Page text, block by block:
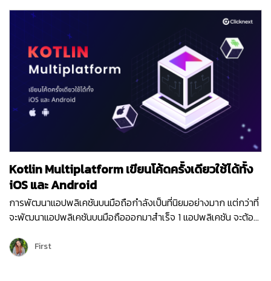
AI (Artificial intelligence) จะกลายเป็นส่วนสำคัญในการดำเนิน
ธุรกิจขององค์กรต่างๆ และสามารถสร้าง AI Solutions ขึ้นมาใช้
ประโยชน์ได้ง่ายๆ ด้วยวิธี Drag-and-drop โดยไม่ต้องเขียน Code
(No-code AI) ให้ยุ่งยาก จึงทำให้ธุรกิจต่างๆ สามารถพัฒนา
ผลิตภัณฑ์และบริการที่ชาญฉลาดยิ่งขึ้นด้วยพลังของ AI ตัวอย่าง
การนำ AI ไปใช้ บริษัท Stitch Fix ซึ่งทำธุรกิจค้าปลีกในสหรัฐอเมริกา
และสหราชอาณาจักร เป็นหนึ่งในธุรกิจที่นำ AI ไปใช้แล้ว โดยใช้ AI
แนะนำเครื่องแต่งกายที่มีขนาดและรสนิยมตรงกับความต้องการของ
ลูกค้า ในปี 2023 การช้อปปิ้งและการจัดส่งแบบไร้การสัมผัส จะเป็นเท
รนด์ที่ได้รับความนิยมอย่างมาก และ AI ก็จะเป็นเครื่องมือสำคัญที่ช่วย
ให้ผู้บริโภคสามารถชำระเงิน รับสินค้า และบริการต่างๆ ได้ง่ายขึ้น AI
จะเข้าไปอยู่ในเกือบทุกกระบวนการทางธุรกิจในอุตสาหกรรมต่างๆ
เพิ่มมากขึ้น เช่น ธุรกิจค้าปลีก มีแนวโน้มที่จะใช้ AI เข้ามาบริหาร
จัดการสินค้าคงคลังให้เป็นแบบอัตโนมัติมากขึ้น ประกอบกับ
Convenience trends หรือเทรนด์ที่เน้นความสะดวกสบาย เช่น การ
Buy-online-pickup-at-curbside (BOPAC) คือ รูปแบบที่ลูกค้า
เลือกซื้อสินค้าผ่านช่องทางออนไลน์ และไปรับสินค้าที่ร้านค้าด้วย
Kotlin Multiplatform เขียนโค้ดครั้งเดียวใช้ได้ทั้ง
iOS และ Android
การพัฒนาแอปพลิเคชันบนมือถือกำลังเป็นที่นิยมอย่างมาก แต่กว่าที่
จะพัฒนาแอปพลิเคชันบนมือถือออกมาสำเร็จ 1 แอปพลิเคชัน จะต้อง
สำหรับระบบปฏิบัติการ iOS แต่ในปัจจุบันเราสามารถนำ Kotlin
Multiplatform มาช่วยลดระยะเวลา และเพิ่มประสิทธิภาพในการ
First